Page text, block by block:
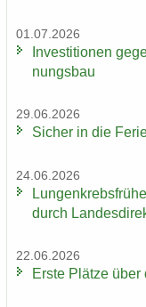
01.07.2026
In­ves­ti­tio­nen
nungs­bau
29.06.2026
Si­cher in die
24.06.2026
durch
22.06.2026
Erste Plät­ze